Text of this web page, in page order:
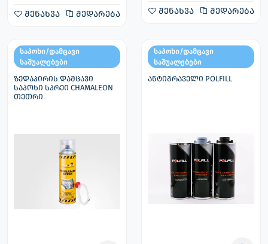
შენახვა შედარება შენახვა შედარება
საპოხი/დამცავი
საშუალებები
ზედაპირის დამცავი
საპოხი სპრეი CHAMALEON
თეთრი
საპოხი/დამცავი
საშუალებები
ანტიგრაველი POLFILL